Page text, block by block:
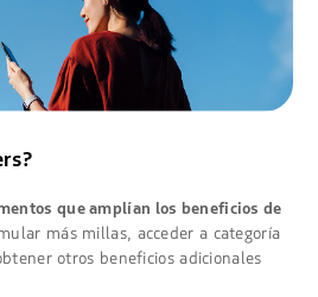
que amplían los beneficios de
más millas, acceder a categoría
otros beneficios adicionales